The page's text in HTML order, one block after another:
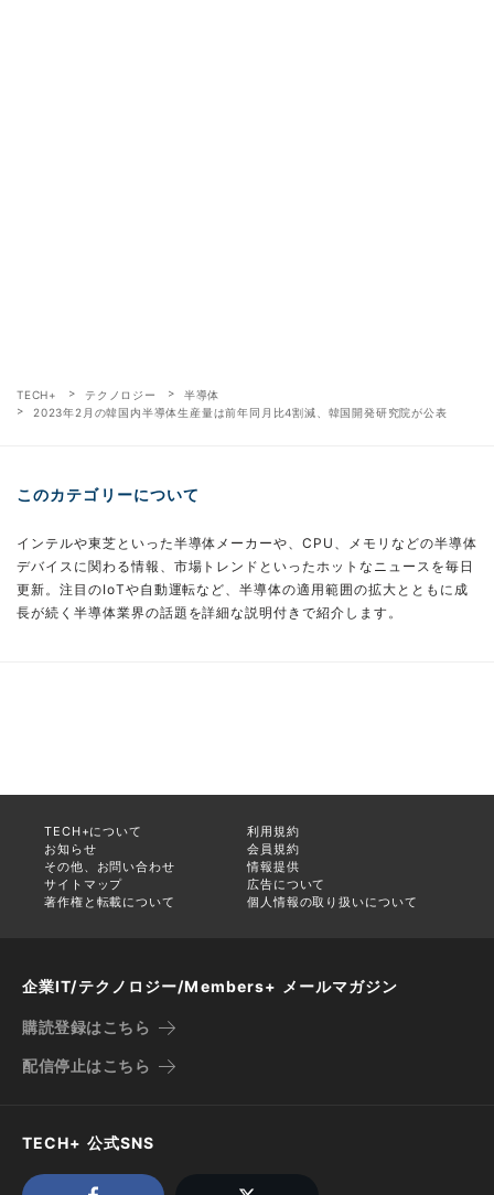
TECH+ テクノロジー
半導体
2023年2月の韓国内半導体生産量は前年同月比4割減、韓国開発研究院が公表
このカテゴリーについて
インテルや東芝といった半導体メーカーや、CPU、メモリなどの半導体
デバイスに関わる情報、市場トレンドといったホットなニュースを毎日
更新。注目のIoTや自動運転など、半導体の適用範囲の拡大とともに成
長が続く半導体業界の話題を詳細な説明付きで紹介します。
TECH+について
利用規約
お知らせ
会員規約
その他、お問い合わせ
情報提供
サイトマップ
広告について
著作権と転載について
個人情報の取り扱いについて
企業IT/テクノロジー/Members+ メールマガジン
購読登録はこちら
配信停止はこちら
TECH+ 公式SNS